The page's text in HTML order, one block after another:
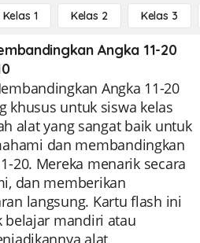
Kelas 1 Kelas 2 Kelas 3
Angka 11-20
Angka 11-20
khusus untuk siswa kelas
alat yang sangat baik untuk
dan membandingkan
20. Mereka menarik secara
dan memberikan
langsung. Kartu flash ini
belajar mandiri atau
alat